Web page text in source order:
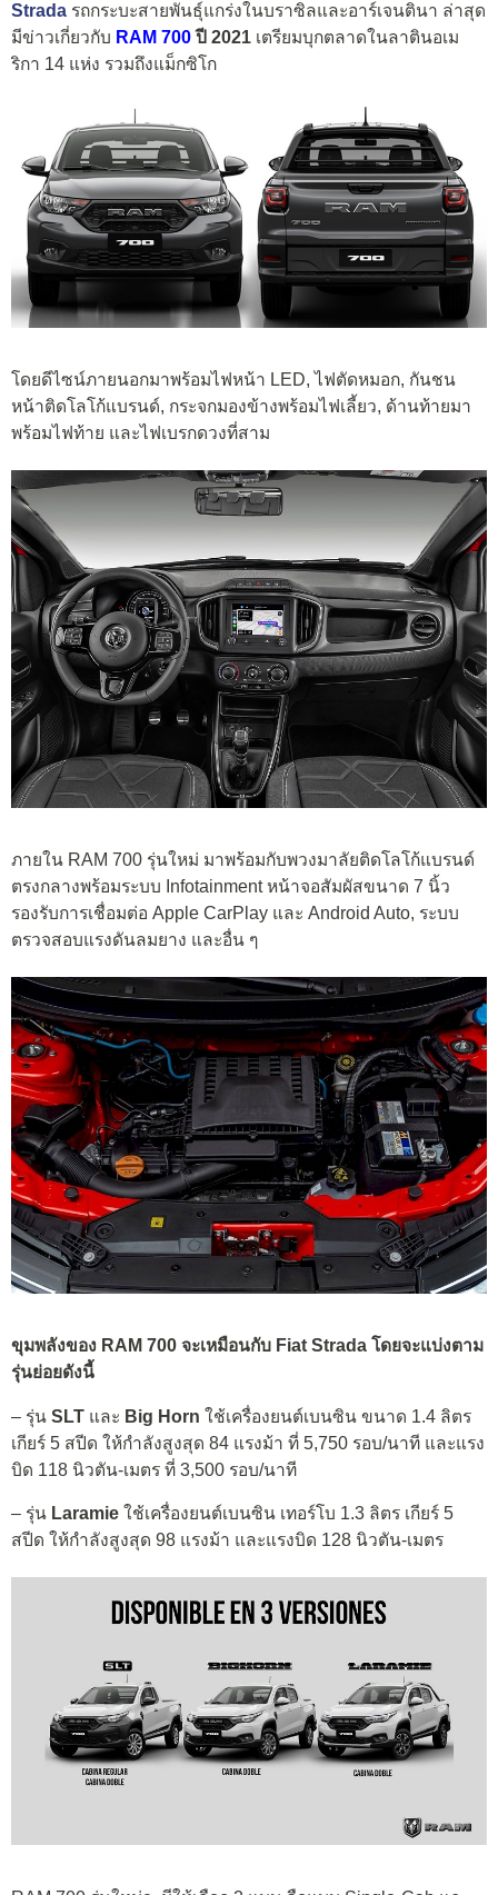
Strada รถกระบะสายพันธุ์แกร่งในบราซิลและอาร์เจนตินา ล่าสุด
มีข่าวเกี่ยวกับ RAM 700ปี 2021 เตรียมบุกตลาดในลาตินอเม
ริกา 14 แห่ง รวมถึงแม็กซิโก
โดยดีไซน์ภายนอกมาพร้อมไฟหน้า LED, ไฟตัดหมอก, กันชน
หน้าติดโลโก้แบรนด์, กระจกมองข้างพร้อมไฟเลี้ยว, ด้านท้ายมา
พร้อมไฟท้าย และไฟเบรกดวงที่สาม
ภายใน RAM 700 รุ่นใหม่ มาพร้อมกับพวงมาลัยติดโลโก้แบรนด์
ตรงกลางพร้อมระบบ Infotainment หน้าจอสัมผัสขนาด 7 นิ้ว
รองรับการเชื่อมต่อ Apple CarPlay และ Android Auto, ระบบ
ตรวจสอบแรงดันลมยาง และอื่น ๆ
ขุมพลังของ RAM 700 จะเหมือนกับ Fiat Strada โดยจะแบ่งตาม
รุ่นย่อยดังนี้
– รุ่น SLT และ Big Horn ใช้เครื่องยนต์เบนซิน ขนาด 1.4 ลิตร
เกียร์ 5 สปีด ให้กำลังสูงสุด 84 แรงม้า ที่ 5,750 รอบ/นาที และแรง
บิด 118 นิวตัน-เมตร ที่ 3,500 รอบ/นาที
– รุ่น Laramie ใช้เครื่องยนต์เบนซิน เทอร์โบ 1.3 ลิตร เกียร์ 5
สปีด ให้กำลังสูงสุด 98 แรงม้า และแรงบิด 128 นิวตัน-เมตร